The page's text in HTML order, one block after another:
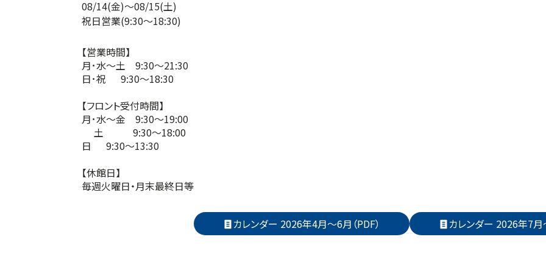
祝日営業(9:30～18:30)
08/14(金)～08/15(土)
【営業時間】
月･水～土 9:30～21:30
日･祝 9:30～18:30
【フロント受付時間】
月･水～金 9:30～19:00
土 9:30～18:00
日 9:30～13:30
【休館日】
毎週火曜日・月末最終日等
カレンダー 2026年4月～6月（PDF） カレンダー 2026年7月